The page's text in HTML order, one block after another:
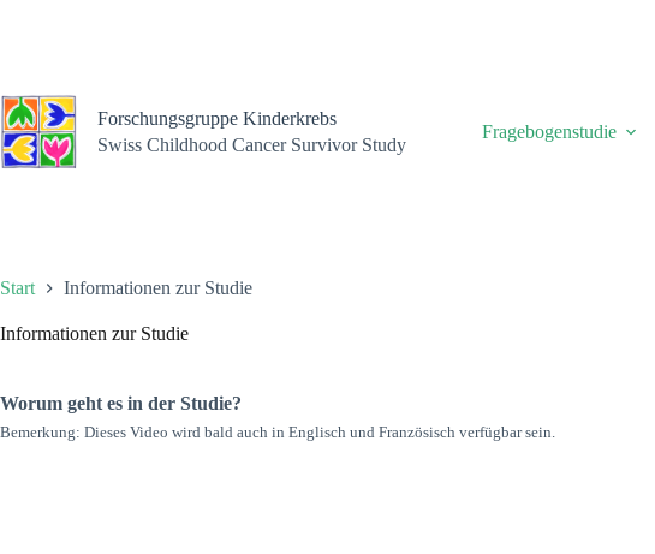
Forschungsgruppe Kinderkrebs
Swiss Childhood Cancer Survivor Study
Fragebogenstudie
Start Informationen zur Studie
Informationen zur Studie
Worum geht es in der Studie?
Bemerkung: Dieses Video wird bald auch in Englisch und Französisch verfügbar sein.